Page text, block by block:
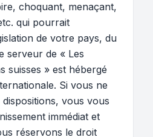
choquant, menaçant,
qui pourrait
de votre pays, du
serveur de « Les
suisses » est hébergé
Si vous ne
vous vous
immédiat et
réservons le droit